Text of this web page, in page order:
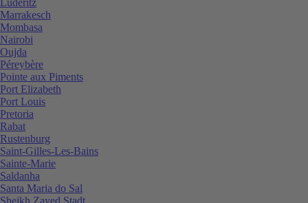
Marrakesch
Mombasa
Nairobi
Oujda
Péreybère
Pointe aux Piments
Port Elizabeth
Port Louis
Pretoria
Rabat
Rustenburg
Saint-Gilles-Les-Bains
Sainte-Marie
Saldanha
Santa Maria do Sal
Sheikh Zayed Stadt